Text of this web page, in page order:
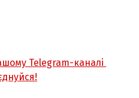
Telegram-каналі